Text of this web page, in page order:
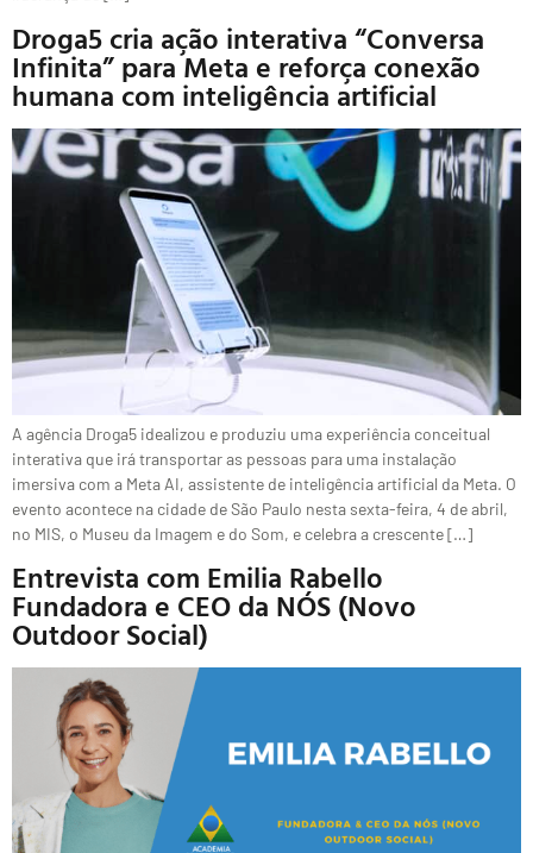
Droga5 cria ação interativa “Conversa
Infinita” para Meta e reforça conexão
humana com inteligência artificial
A agência Droga5 idealizou e produziu uma experiência conceitual
interativa que irá transportar as pessoas para uma instalação
imersiva com a Meta AI, assistente de inteligência artificial da Meta. O
evento acontece na cidade de São Paulo nesta sexta-feira, 4 de abril,
no MIS, o Museu da Imagem e do Som, e celebra a crescente […]
Entrevista com Emilia Rabello
Fundadora e CEO da NÓS (Novo
Outdoor Social)